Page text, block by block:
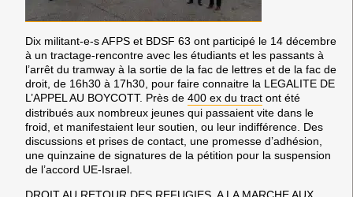
Dix militant-e-s AFPS et BDSF 63 ont participé le 14 décembre
à un tractage-rencontre avec les étudiants et les passants à
l’arrêt du tramway à la sortie de la fac de lettres et de la fac de
droit, de 16h30 à 17h30, pour faire connaitre la LEGALITE DE
L’APPEL AU BOYCOTT. Près de 400 ex du tract ont été
distribués aux nombreux jeunes qui passaient vite dans le
froid, et manifestaient leur soutien, ou leur indifférence. Des
discussions et prises de contact, une promesse d’adhésion,
une quinzaine de signatures de la pétition pour la suspension
de l’accord UE-Israel.